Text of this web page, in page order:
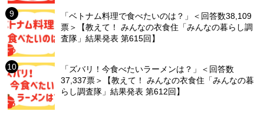
「ベトナム料理で食べたいのは？」＜回答数38,109
票＞【教えて！ みんなの衣食住「みんなの暮らし調
査隊」結果発表 第615回】
「ズバリ！今食べたいラーメンは？」＜回答数
37,337票＞【教えて！ みんなの衣食住「みんなの暮
らし調査隊」結果発表 第612回】